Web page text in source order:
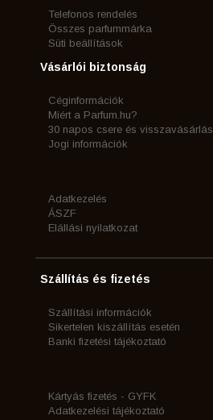
Telefonos rendelés
Összes parfummárka
Süti beállítások
Vásárlói biztonság
Céginformációk
Miért a Parfum.hu?
30 napos csere és visszavásárlás
Jogi információk
Adatkezelés
ÁSZF
Elállási nyilatkozat
Szállítás és fizetés
Szállítási információk
Sikertelen kiszállítás esetén
Banki fizetési tájékoztató
Kártyás fizetés - GYFK
Adatkezelési tájékoztató